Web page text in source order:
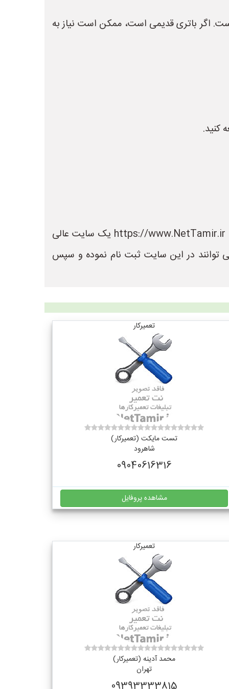
اگر باتری قدیمی است، ممکن است نیاز به
در سایت نت تعمیر می توانید لیست بهترین فروشگاه های تعمیر را مشاهده کنید. سایت نت تعمیر به نشانی https://www.NetTamir.ir یک سایت عالی
توانند در این سایت ثبت نام نموده و سپس
تعمیرکار
تست مایکت (تعمیرکار)
شاهرود
09040616316
مشاهده پروفایل
تعمیرکار
محمد آدینه (تعمیرکار)
تهران